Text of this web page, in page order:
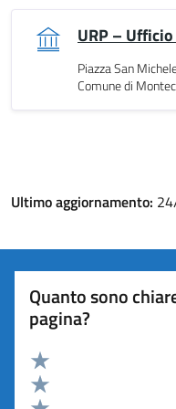
URP –
Piazza San
Comune di
Ultimo aggiornamento:
Quanto sono
pagina?
Valuta 5 stelle su 5